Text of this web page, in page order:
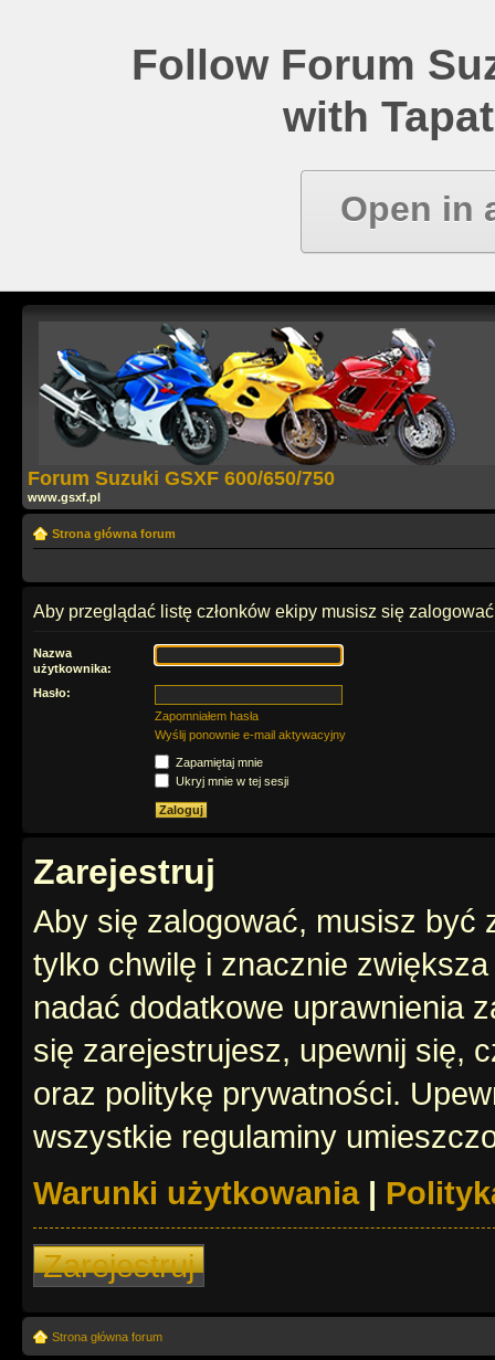
Follow Forum
with
Open in
Forum Suzuki GSXF 600/650/750
www.gsxf.pl
Strona główna forum
Aby przeglądać listę członków ekipy musisz się
Nazwa
użytkownika:
Hasło:
Zapomniałem hasła
Wyślij ponownie e-mail aktywacyjny
Zapamiętaj mnie
Ukryj mnie w tej sesji
Zarejestruj
Aby się zalogować, musisz być
tylko chwilę i znacznie
nadać dodatkowe uprawnienia
się zarejestrujesz, upewnij się,
oraz politykę prywatności.
wszystkie regulaminy
Warunki użytkowania|
Zarejestruj
Strona główna forum